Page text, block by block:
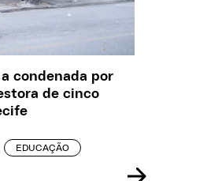
condenada por
de cinco
EDUCAÇÃO